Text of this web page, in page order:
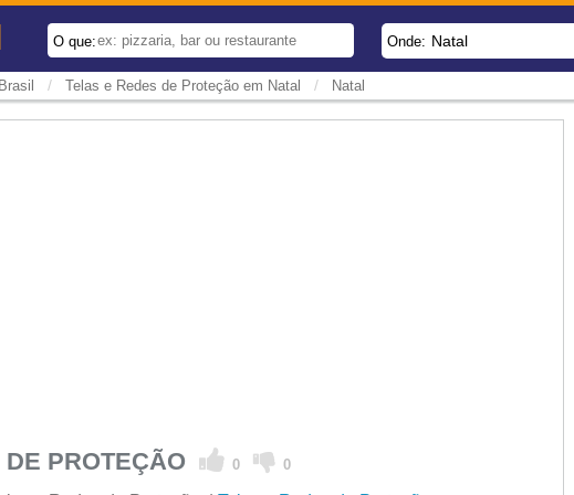
O que: Onde: Natal
/ Telas e Redes de Proteção em Natal / Natal
PROTEÇÃO 0 0